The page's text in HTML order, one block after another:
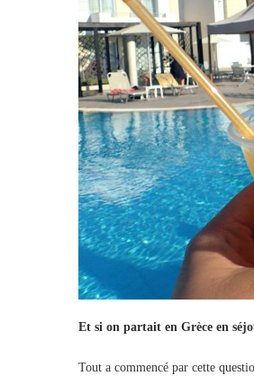
Et si on partait en Grèce en
Tout a commencé par cette